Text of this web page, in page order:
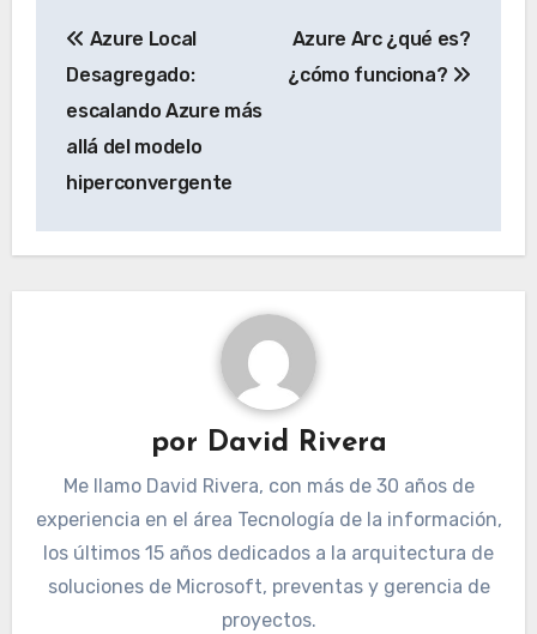
de
entradas
Azure Local
Desagregado:
escalando Azure más
allá del modelo
hiperconvergente
Azure Arc ¿qué es?
¿cómo funciona?
por David Rivera
Me llamo David Rivera, con más de 30 años de
experiencia en el área Tecnología de la información,
los últimos 15 años dedicados a la arquitectura de
soluciones de Microsoft, preventas y gerencia de
proyectos.